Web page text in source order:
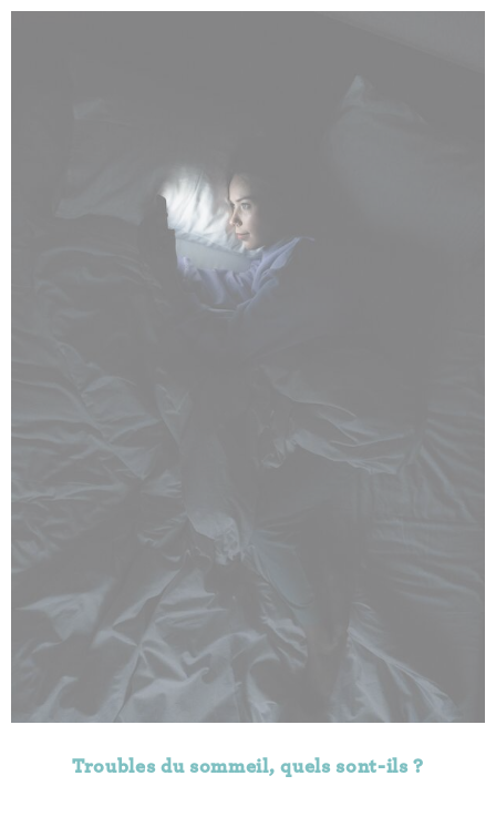
Troubles du sommeil, quels sont-ils ?